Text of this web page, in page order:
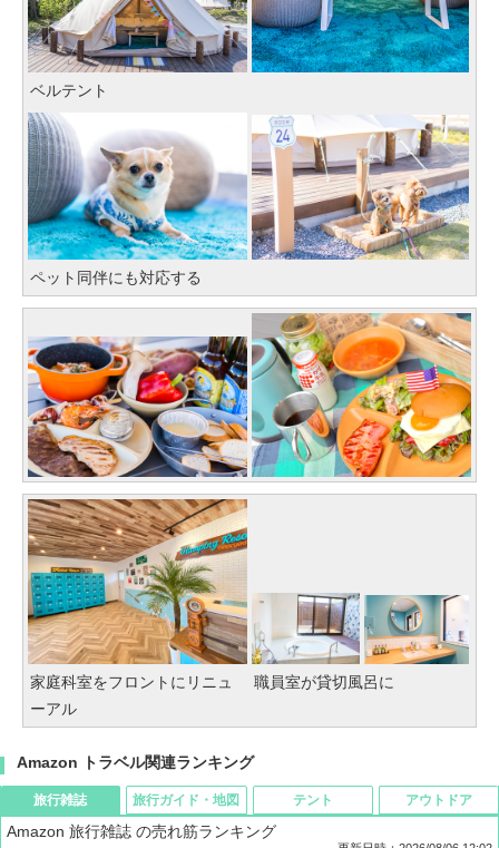
ベルテント
ペット同伴にも対応する
家庭科室をフロントにリニュ
ーアル
職員室が貸切風呂に
Amazon トラベル関連ランキング
旅行雑誌
Amazon 旅行雑誌 の売れ筋ランキング
旅行ガイド・地図 テント アウトドア